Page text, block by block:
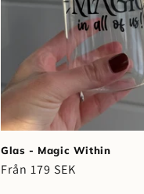
Glas - Magic Within
Ordinarie
Från 179 SEK